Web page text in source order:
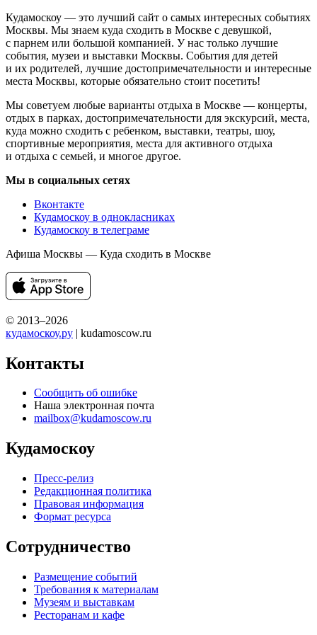
Кудамоскоу — это лучший сайт о самых интересных событиях
Москвы. Мы знаем куда сходить в Москве с девушкой,
с парнем или большой компанией. У нас только лучшие
события, музеи и выставки Москвы. События для детей
и их родителей, лучшие достопримечательности и интересные
места Москвы, которые обязательно стоит посетить!
Мы советуем любые варианты отдыха в Москве — концерты,
отдых в парках, достопримечательности для экскурсий, места,
куда можно сходить с ребенком, выставки, театры, шоу,
спортивные мероприятия, места для активного отдыха
и отдыха с семьей, и многое другое.
Мы в социальных сетях
Вконтакте
Кудамоскоу в однокласниках
Кудамоскоу в телеграме
Афиша Москвы — Куда сходить в Москве
© 2013–2026
кудамоскоу.ру | kudamoscow.ru
Контакты
Сообщить об ошибке
Наша электронная почта
mailbox@kudamoscow.ru
Кудамоскоу
Пресс-релиз
Редакционная политика
Правовая информация
Формат ресурса
Сотрудничество
Размещение событий
Требования к материалам
Музеям и выставкам
Ресторанам и кафе